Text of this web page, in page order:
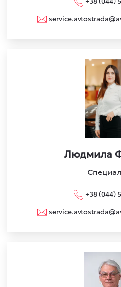
Людмила
+38 (044)